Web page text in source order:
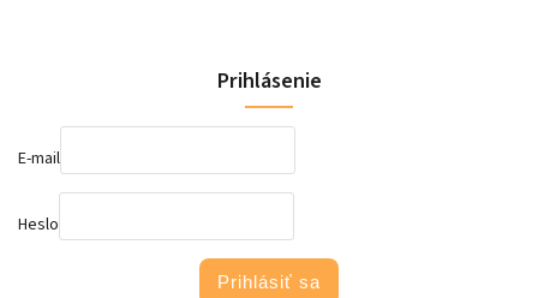
Prihlásenie
E-mail
Heslo
Prihlásiť sa